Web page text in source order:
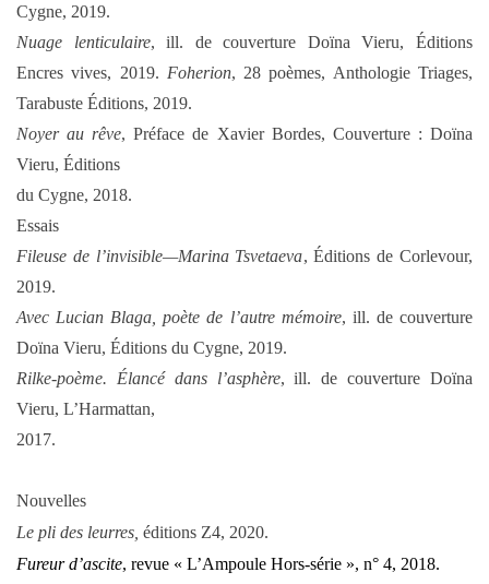
Cygne, 2019.
Nuage lenticulaire, ill. de couverture Doïna Vieru, Éditions
Encres vives, 2019. Foherion, 28 poèmes, Anthologie Triages,
Tarabuste Éditions, 2019.
Noyer au rêve, Préface de Xavier Bordes, Couverture : Doïna
Vieru, Éditions
du Cygne, 2018.
Essais
Fileuse de l’invisible—Marina Tsvetaeva, Éditions de Corlevour,
2019.
Avec Lucian Blaga, poète de l’autre mémoire, ill. de couverture
Doïna Vieru, Éditions du Cygne, 2019.
Rilke-poème. Élancé dans l’asphère, ill. de couverture Doïna
Vieru, L’Harmattan,
2017.
Nouvelles
Le pli des leurres, éditions Z4, 2020.
Fureur d’ascite, revue « L’Ampoule Hors-série », n° 4, 2018.